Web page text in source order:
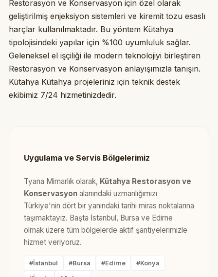
Restorasyon ve Konservasyon için özel olarak
geliştirilmiş enjeksiyon sistemleri ve kiremit tozu esaslı
harçlar kullanılmaktadır. Bu yöntem Kütahya
tipolojisindeki yapılar için %100 uyumluluk sağlar.
Geleneksel el işçiliği ile modern teknolojiyi birleştiren
Restorasyon ve Konservasyon anlayışımızla tanışın.
Kütahya Kütahya projeleriniz için teknik destek
ekibimiz 7/24 hizmetinizdedir.
Uygulama ve Servis Bölgelerimiz
Tyana Mimarlık olarak, Kütahya Restorasyon ve
Konservasyonalanındaki uzmanlığımızı
Türkiye'nin dört bir yanındaki tarihi miras noktalarına
taşımaktayız. Başta İstanbul, Bursa ve Edirne
olmak üzere tüm bölgelerde aktif şantiyelerimizle
hizmet veriyoruz.
#İstanbul #Bursa #Edirne #Konya